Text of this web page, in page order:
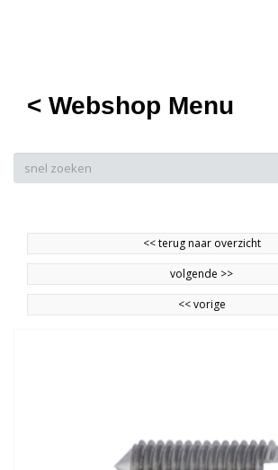
< Webshop Menu
<<terug naar overzicht
volgende >>
<<vorige